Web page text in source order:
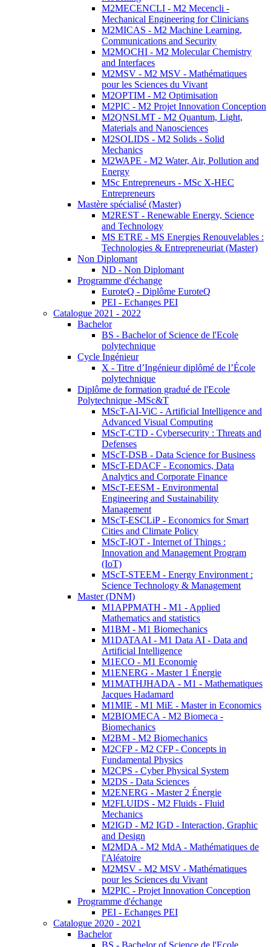
M2MECENCLI - M2 Mecencli -
Mechanical Engineering for Clinicians
M2MICAS - M2 Machine Learning,
Communications and Security
M2MOCHI - M2 Molecular Chemistry
and Interfaces
M2MSV - M2 MSV - Mathématiques
pour les Sciences du Vivant
M2OPTIM - M2 Optimisation
M2PIC - M2 Projet Innovation Conception
M2QNSLMT - M2 Quantum, Light,
Materials and Nanosciences
M2SOLIDS - M2 Solids - Solid
Mechanics
M2WAPE - M2 Water, Air, Pollution and
Energy
MSc Entrepreneurs - MSc X-HEC
Entrepreneurs
Mastère spécialisé (Master)
M2REST - Renewable Energy, Science
and Technology
MS ETRE - MS Energies Renouvelables :
Technologies & Entrepreneuriat (Master)
Non Diplomant
ND - Non Diplomant
Programme d'échange
EuroteQ - Diplôme EuroteQ
PEI - Echanges PEI
Catalogue 2021 - 2022
Bachelor
BS - Bachelor of Science de l'Ecole
polytechnique
Cycle Ingénieur
X - Titre d’Ingénieur diplômé de l’École
polytechnique
Diplôme de formation gradué de l'Ecole
Polytechnique -MSc&T
MScT-AI-ViC - Artificial Intelligence and
Advanced Visual Computing
MScT-CTD - Cybersecurity : Threats and
Defenses
MScT-DSB - Data Science for Business
MScT-EDACF - Economics, Data
Analytics and Corporate Finance
MScT-EESM - Environmental
Engineering and Sustainability
Management
MScT-ESCLiP - Economics for Smart
Cities and Climate Policy
MScT-IOT - Internet of Things :
Innovation and Management Program
(IoT)
MScT-STEEM - Energy Environment :
Science Technology & Management
Master (DNM)
M1APPMATH - M1 - Applied
Mathematics and statistics
M1BM - M1 Biomechanics
M1DATAAI - M1 Data AI - Data and
Artificial Intelligence
M1ECO - M1 Economie
M1ENERG - Master 1 Énergie
M1MATHJHADA - M1 - Mathematiques
Jacques Hadamard
M1MIE - M1 MiE - Master in Economics
M2BIOMECA - M2 Biomeca -
Biomechanics
M2BM - M2 Biomechanics
M2CFP - M2 CFP - Concepts in
Fundamental Physics
M2CPS - Cyber Physical System
M2DS - Data Sciences
M2ENERG - Master 2 Énergie
M2FLUIDS - M2 Fluids - Fluid
Mechanics
M2IGD - M2 IGD - Interaction, Graphic
and Design
M2MDA - M2 MdA - Mathématiques de
l'Aléatoire
M2MSV - M2 MSV - Mathématiques
pour les Sciences du Vivant
M2PIC - Projet Innovation Conception
Programme d'échange
PEI - Echanges PEI
Catalogue 2020 - 2021
Bachelor
BS - Bachelor of Science de l'Ecole